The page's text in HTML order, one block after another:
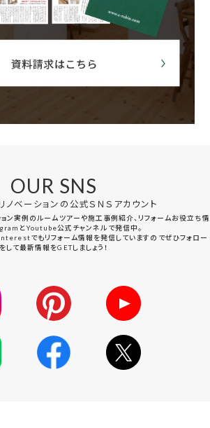
OUR SNS
ノベーションの公式ＳＮＳアカウント
ョン実例のルームツアーや施工事例紹介、リフォームお役立ち情
とYoutube公式チャンネルで発信中。
でもリフォーム情報を発信していますのでぜひフォロー
をして最新情報をGETしましょう！